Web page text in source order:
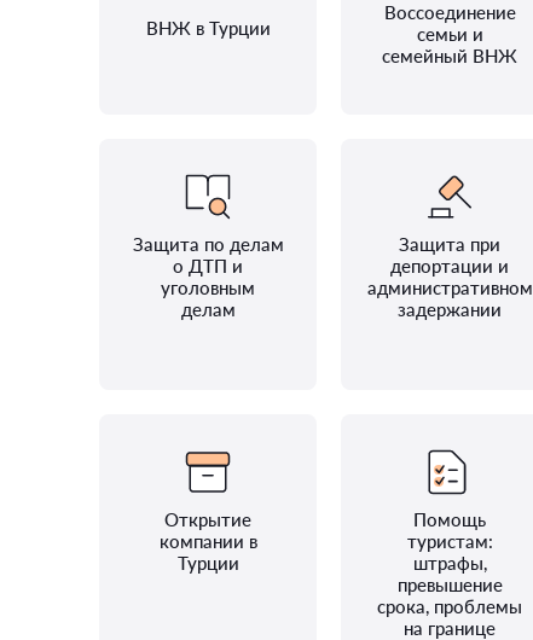
ВНЖ в Турции
Воссоединение
семьи и
семейный ВНЖ
Защита по делам
о ДТП и
уголовным
делам
Защита при
депортации и
административном
задержании
Открытие
компании в
Турции
Помощь
туристам:
штрафы,
превышение
срока, проблемы
на границе